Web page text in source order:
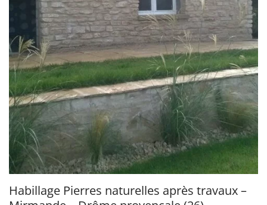
Habillage Pierres naturelles après travaux –